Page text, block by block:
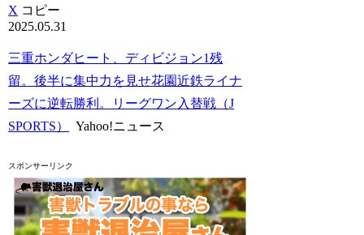
X コピー
2025.05.31
三重ホンダヒート、ディビジョン1残
留。後半に集中力を見せ花園近鉄ライナ
ーズに逆転勝利。リーグワン入替戦（J
SPORTS）
Yahoo!ニュース
スポンサーリンク